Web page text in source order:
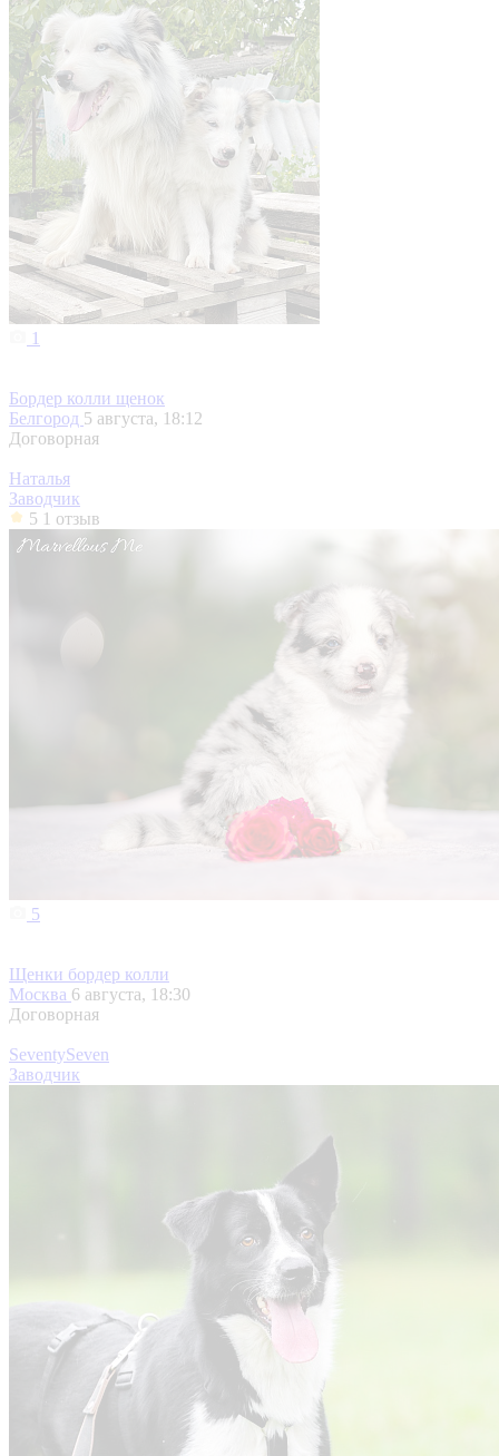
1
Бордер колли щенок
Белгород 5 августа, 18:12
Договорная
Наталья
Заводчик
5 1 отзыв
5
Щенки бордер колли
Москва 6 августа, 18:30
Договорная
SeventySeven
Заводчик